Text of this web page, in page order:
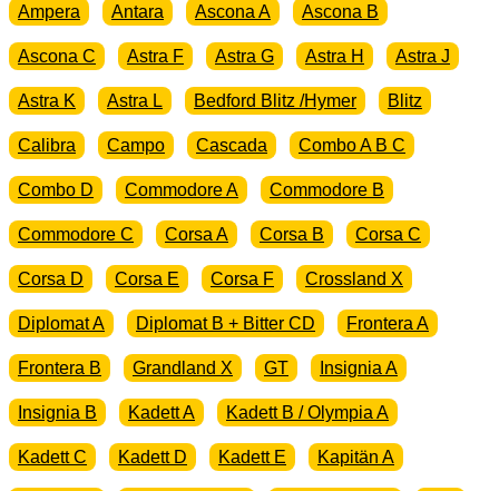
Ampera Antara Ascona A Ascona B
Ascona C Astra F Astra G Astra H Astra J
Astra K Astra L Bedford Blitz /Hymer Blitz
Calibra Campo Cascada Combo A B C
Combo D Commodore A Commodore B
Commodore C Corsa A Corsa B Corsa C
Corsa D Corsa E Corsa F Crossland X
Diplomat A Diplomat B + Bitter CD Frontera A
Frontera B Grandland X GT Insignia A
Insignia B Kadett A Kadett B / Olympia A
Kadett C Kadett D Kadett E Kapitän A